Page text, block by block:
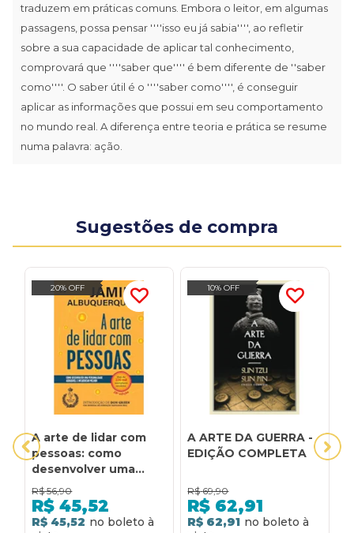
traduzem em práticas comuns. Embora o leitor, em algumas
passagens, possa pensar ''''isso eu já sabia'''', ao refletir
sobre a sua capacidade de aplicar tal conhecimento,
comprovará que ''''saber que'''' é bem diferente de ''saber
como''''. O saber útil é o ''''saber como'''', é conseguir
aplicar as informações que possui em seu comportamento
no mundo real. A diferença entre teoria e prática se resume
numa palavra: ação.
Sugestões de compra
20% OFF
A arte de lidar com
pessoas: como
desenvolver uma
personalidade
agradável e
influenciar melhor
R$ 56,90
R$ 45,52
R$ 45,52
10% OFF
A ARTE DA GUERRA -
EDIÇÃO COMPLETA
R$ 69,90
R$ 62,91
R$ 62,91